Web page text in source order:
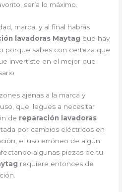
sería lo máximo.
marca, y al final habrás
lavadoras Maytag que hay
porque sabes con certeza que
invertiste en el mejor que
ajenas a la marca y
que llegues a necesitar
de reparación lavadoras
por cambios eléctricos en
el uso erróneo de algún
algunas piezas de tu
requiere entonces de